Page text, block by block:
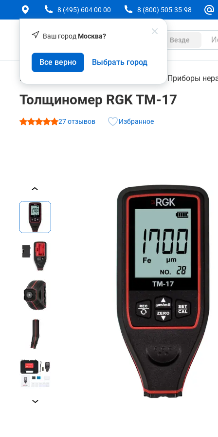
Ваш город Москва?
Все верно Выбрать город
8 (495) 604 00 00 8 (800) 505-35-98
Везде
Контрольно-измерительные приборы Приборы
Толщиномер RGK TM-17
27 отзывов Избранное
Толщиномер RGK TM-17
О товаре ХарактеристикиОтзывы (27)